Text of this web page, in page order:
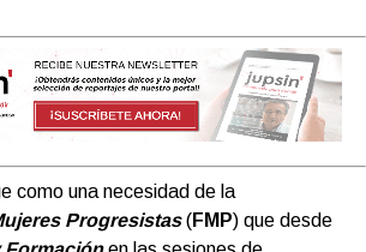
como una necesidad de la
Progresistas(FMP) que desde